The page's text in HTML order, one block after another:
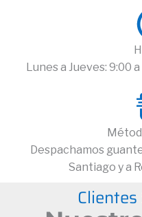
Lunes a Jueves: 9:00
Despachamos
Santiago y a